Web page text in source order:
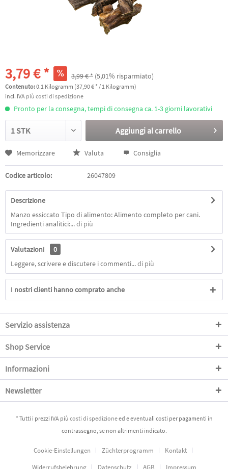
3,79 € * 3,99 € * (5,01% risparmiato)
Contenuto:0.1 Kilogramm (37,90 € * / 1 Kilogramm)
incl. IVA più costi di spedizione
Pronto per la consegna, tempi di consegna ca. 1-3 giorni lavorativi
Aggiungi alcarrello
Memorizzare Valuta Consiglia
Codice articolo: 26047809
Descrizione
Manzo essiccato Tipo di alimento: Alimento completo per cani.
Ingredienti analitici:...di più
Valutazioni
0
Leggere, scrivere e discutere i commenti...di più
I nostri clienti hanno comprato anche
Servizio assistenza
Shop Service
Informazioni
Newsletter
* Tutti i prezzi IVA più costi di spedizioneed e eventuali costi per pagamenti in
contrassegno, se non altrimenti indicato.
Cookie-Einstellungen Züchterprogramm
Kontakt